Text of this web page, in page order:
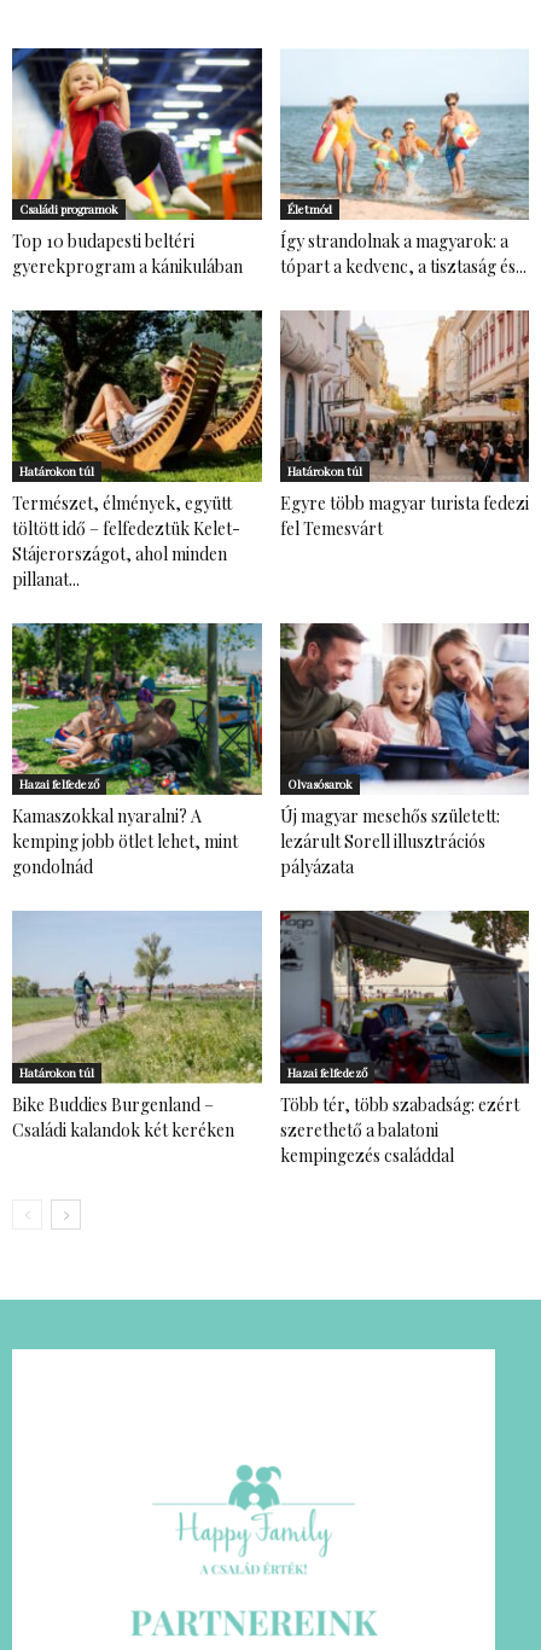
Családi programok
Top 10 budapesti beltéri
gyerekprogram a kánikulában
Életmód
Így strandolnak a magyarok: a
tópart a kedvenc, a tisztaság és...
Határokon túl
Természet, élmények, együtt
töltött idő – felfedeztük Kelet-
Stájerországot, ahol minden
pillanat...
Határokon túl
Egyre több magyar turista fedezi
fel Temesvárt
Hazai felfedező
Kamaszokkal nyaralni? A
kemping jobb ötlet lehet, mint
gondolnád
Olvasósarok
Új magyar mesehős született:
lezárult Sorell illusztrációs
pályázata
Határokon túl
Bike Buddies Burgenland –
Családi kalandok két keréken
Hazai felfedező
Több tér, több szabadság: ezért
szerethető a balatoni
kempingezés családdal